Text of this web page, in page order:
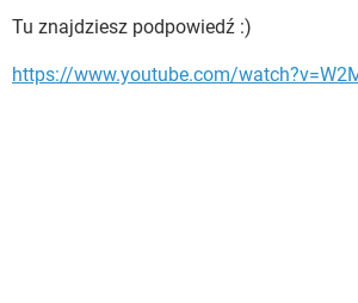
Tu znajdziesz podpowiedź :)
https://www.youtube.com/